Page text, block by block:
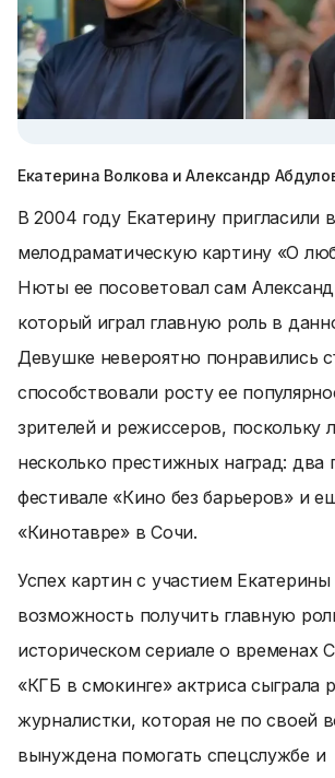
Екатерина Волкова и Александр
В 2004 году Екатерину пригласили в
мелодраматическую картину «О
Нюты ее посоветовал сам
который играл главную роль в
Девушке невероятно понравились
способствовали росту ее
зрителей и режиссеров, поскольку
несколько престижных наград: два
фестивале «Кино без барьеров» и
«Кинотавре» в Сочи.
Успех картин с участием
возможность получить главную
историческом сериале о временах
«КГБ в смокинге» актриса сыграла
журналистки, которая не по своей
вынуждена помогать спецслужбе и